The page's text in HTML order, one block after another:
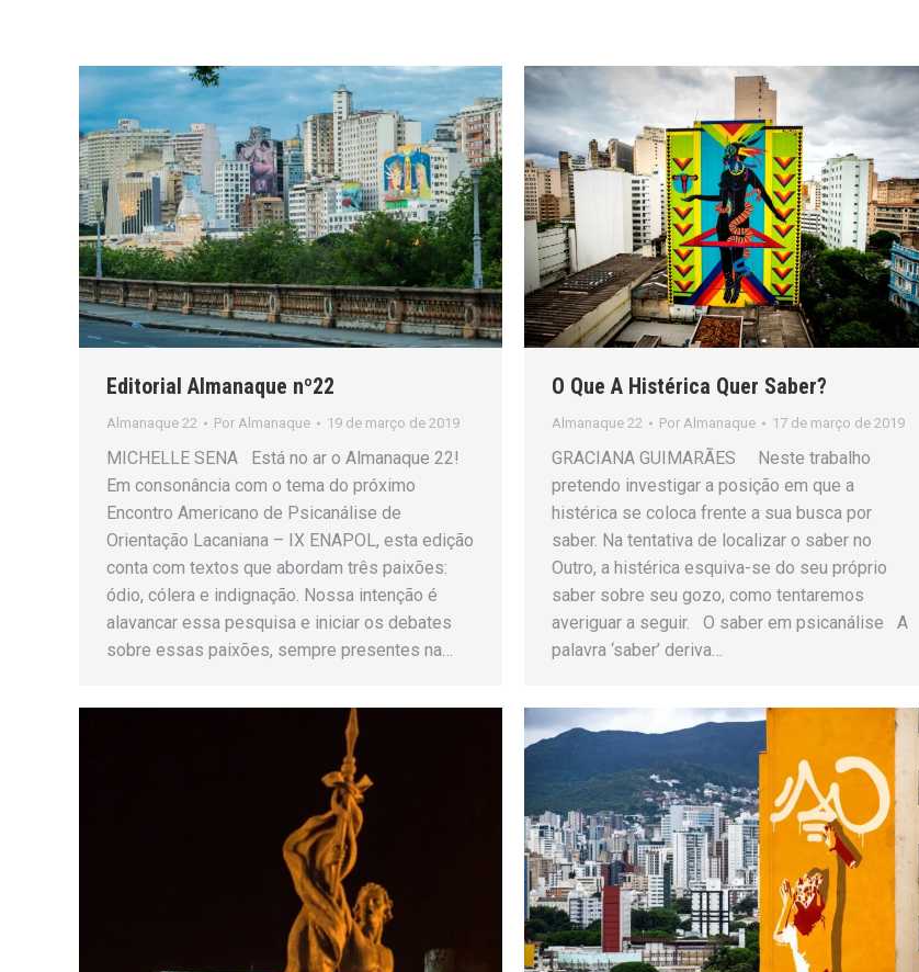
Editorial Almanaque nº22
Almanaque 22 Por Almanaque 19 de março de 2019
MICHELLE SENA Está no ar o Almanaque 22!
Em consonância com o tema do próximo
Encontro Americano de Psicanálise de
Orientação Lacaniana – IX ENAPOL, esta edição
conta com textos que abordam três paixões:
ódio, cólera e indignação. Nossa intenção é
alavancar essa pesquisa e iniciar os debates
sobre essas paixões, sempre presentes na…
O Que A Histérica Quer Saber?
Almanaque 22 Por Almanaque 17 de março de 2019
GRACIANA GUIMARÃES Neste trabalho
pretendo investigar a posição em que a
histérica se coloca frente a sua busca por
saber. Na tentativa de localizar o saber no
Outro, a histérica esquiva-se do seu próprio
saber sobre seu gozo, como tentaremos
averiguar a seguir. O saber em psicanálise A
palavra ‘saber’ deriva…